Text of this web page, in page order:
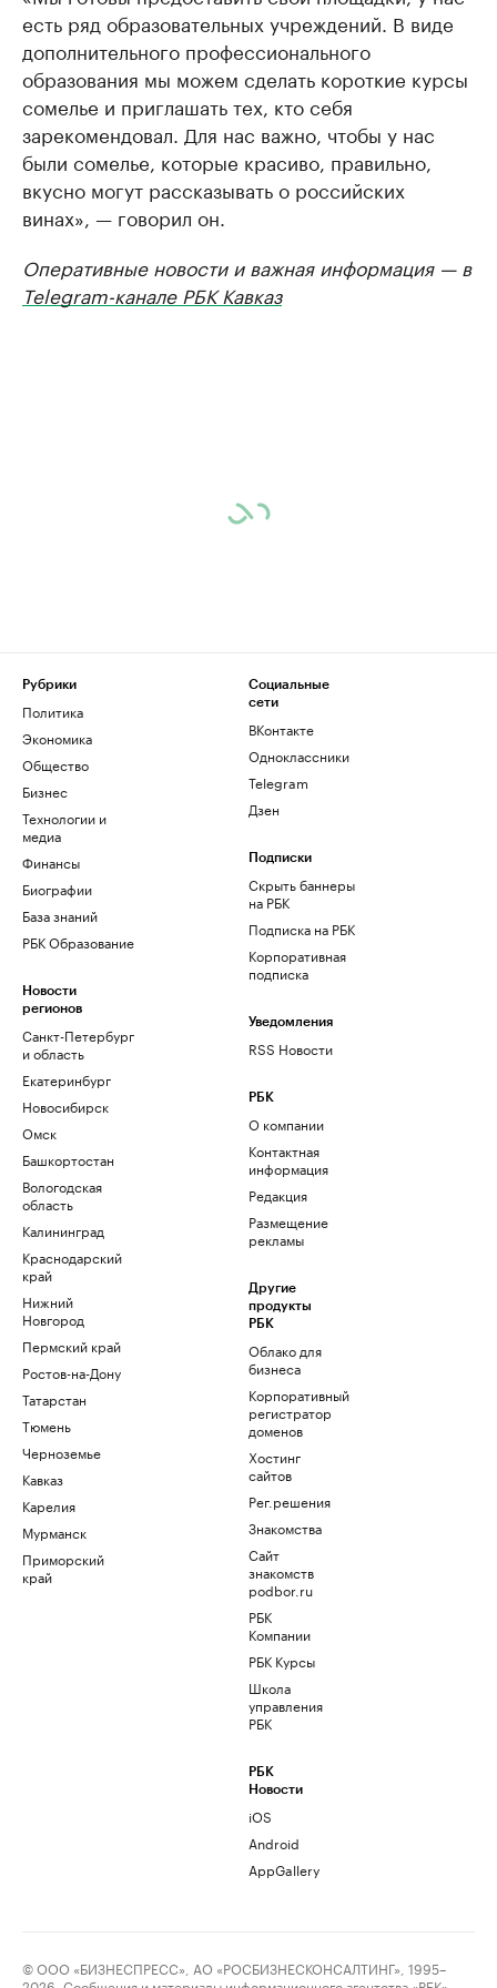
есть ряд образовательных учреждений. В виде
дополнительного профессионального
образования мы можем сделать короткие курсы
сомелье и приглашать тех, кто себя
зарекомендовал. Для нас важно, чтобы у нас
были сомелье, которые красиво, правильно,
вкусно могут рассказывать о российских
винах», — говорил он.
Оперативные новости и важная информация — в
Telegram-канале РБК Кавказ
Рубрики
Политика
Экономика
Общество
Бизнес
Технологии и
медиа
Финансы
Биографии
База знаний
РБК Образование
Новости
регионов
Санкт-Петербург
и область
Екатеринбург
Новосибирск
Омск
Башкортостан
Вологодская
область
Калининград
Краснодарский
край
Нижний
Новгород
Пермский край
Ростов-на-Дону
Татарстан
Тюмень
Черноземье
Кавказ
Карелия
Мурманск
Приморский
край
Социальные
сети
ВКонтакте
Одноклассники
Telegram
Дзен
Подписки
Скрыть баннеры
на РБК
Подписка на РБК
Корпоративная
подписка
Уведомления
RSS Новости
РБК
О компании
Контактная
информация
Редакция
Размещение
рекламы
Другие
продукты
РБК
Облако для
бизнеса
Корпоративный
регистратор
доменов
Хостинг
сайтов
Рег.решения
Знакомства
Сайт
знакомств
podbor.ru
РБК
Компании
РБК Курсы
Школа
управления
РБК
РБК
Новости
iOS
Android
AppGallery
© ООО «БИЗНЕСПРЕСС», АО «РОСБИЗНЕСКОНСАЛТИНГ», 1995–